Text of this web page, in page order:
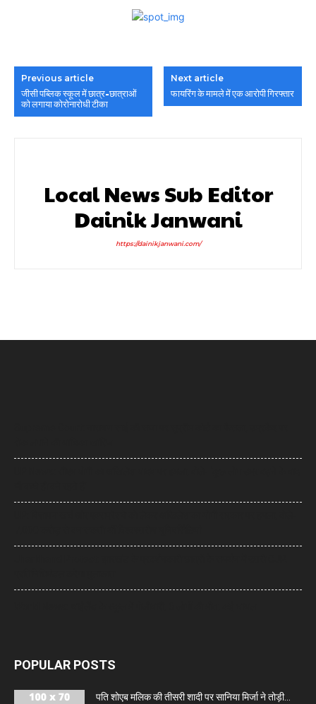
Previous article
जीसी पब्लिक स्कूल में छात्र-छात्राओं
को लगाया कोरोनारोधी टीका
Next article
फायरिंग के मामले में एक आरोपी गिरफ्तार
Local News Sub Editor
Dainik Janwani
https://dainikjanwani.com/
POPULAR POSTS
पति शोएब मलिक की तीसरी शादी पर सानिया मिर्जा ने तोड़ी...